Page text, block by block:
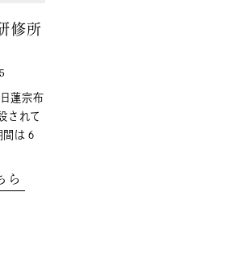
修所
蓮宗布
されて
は６
ら